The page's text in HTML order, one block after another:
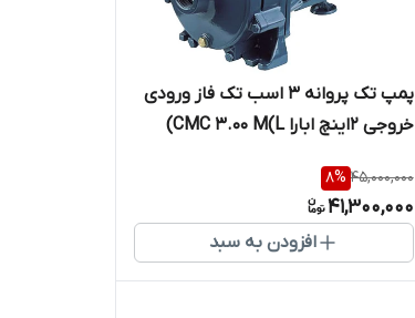
پمپ تک پروانه 3 اسب تک فاز ورودی
خروجی 2اینچ ابارا CMC 3.00 M(L)
45,000,000
8%
41,300,000
افزودن به سبد